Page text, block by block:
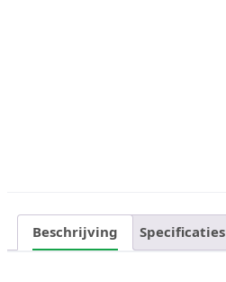
Beschrijving Specificaties